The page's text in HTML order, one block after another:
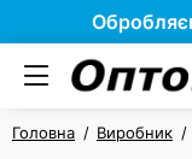
Головна Виробник